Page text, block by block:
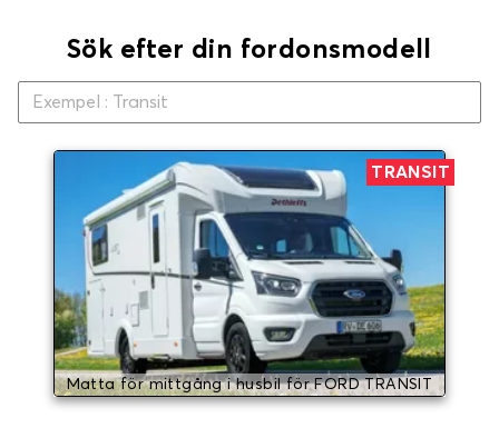
Sök efter din fordonsmodell
TRANSIT
Matta för mittgång i husbil för FORD TRANSIT